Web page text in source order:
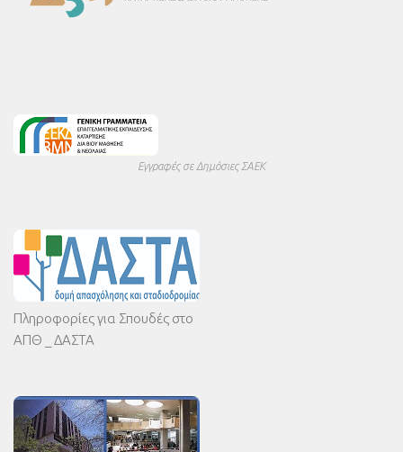
Εγγραφές σε Δημόσιες ΣΑΕΚ
Πληροφορίες για Σπουδές στο
ΑΠΘ _ ΔΑΣΤΑ